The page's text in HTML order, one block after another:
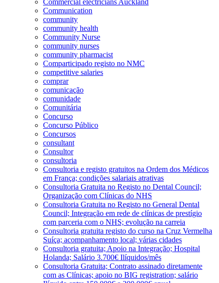
Communication
community
community health
Community Nurse
community nurses
community pharmacist
Comparticipado registo no NMC
competitive salaries
comprar
comunicação
comunidade
Comunitária
Concurso
Concurso Público
Concursos
consultant
Consultor
consultoria
Consultoria e registo gratuitos na Ordem dos Médicos
em França; condições salariais atrativas
Consultoria Gratuita no Registo no Dental Council;
Organização com Clínicas do NHS
Consultoria Gratuita no Registo no General Dental
Council; Integração em rede de clínicas de prestígio
com parceria com o NHS; evolução na carreia
Consultoria gratuita registo do curso na Cruz Vermelha
Suíça; acompanhamento local; várias cidades
Consultoria gratuita; Apoio na Integração; Hospital
Holanda; Salário 3.700€ Ilíquidos/mês
Consultoria Gratuita; Contrato assinado diretamente
com as Clínicas; apoio no BIG registration; salário